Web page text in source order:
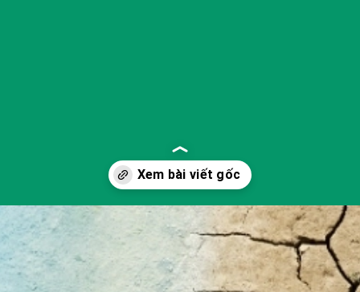
Đang mở https://yeukhoahoc.edu.vn/quan-ly-nuoc